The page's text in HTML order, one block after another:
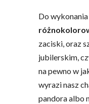
Do
zaciski, oraz
jubilerskim,
na pewno w
wyrazi nasz
pandora albo